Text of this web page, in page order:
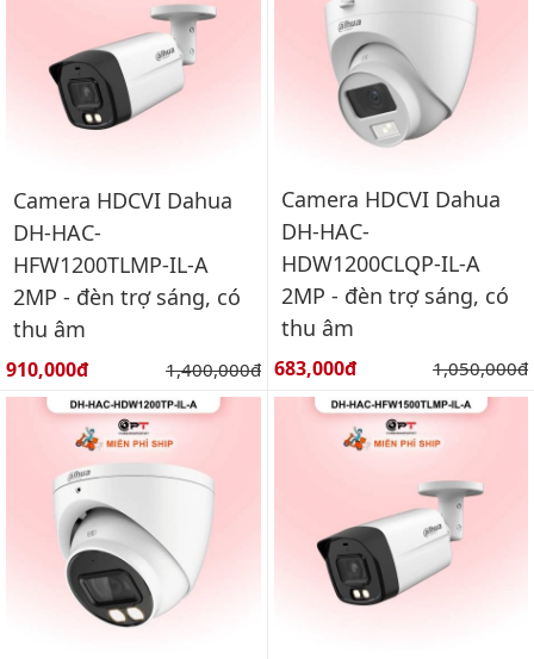
Camera HDCVI Dahua
DH-HAC-
HFW1200TLMP-IL-A
2MP - đèn trợ sáng, có
thu âm
Giá bán:
910,000đ Giá gốc:
1,400,000đ
Camera HDCVI Dahua
DH-HAC-
HDW1200CLQP-IL-A
2MP - đèn trợ sáng, có
thu âm
Giá bán:
683,000đ Giá gốc:
1,050,000đ